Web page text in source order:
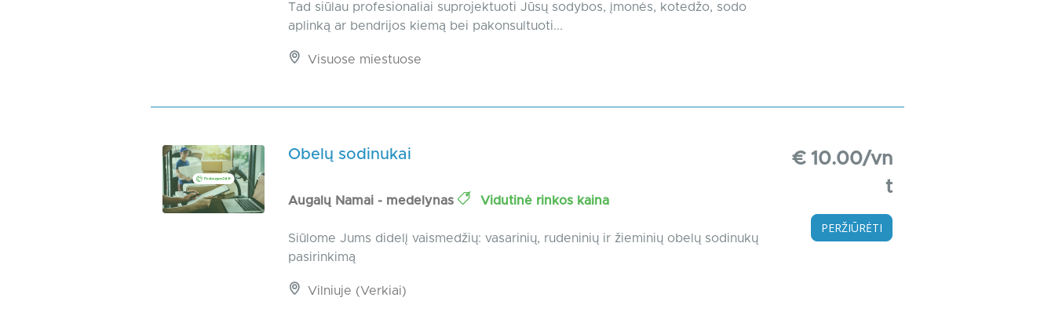
Tad siūlau profesionaliai suprojektuoti Jūsų sodybos, įmonės, kotedžo, sodo
aplinką ar bendrijos kiemą bei pakonsultuoti...
Visuose miestuose
Obelų sodinukai
Augalų Namai - medelynas Vidutinė rinkos kaina
Siūlome Jums didelį vaismedžių: vasarinių, rudeninių ir žieminių obelų sodinukų
pasirinkimą
Vilniuje (Verkiai)
€ 10.00/vn
t
PERŽIŪRĖTI